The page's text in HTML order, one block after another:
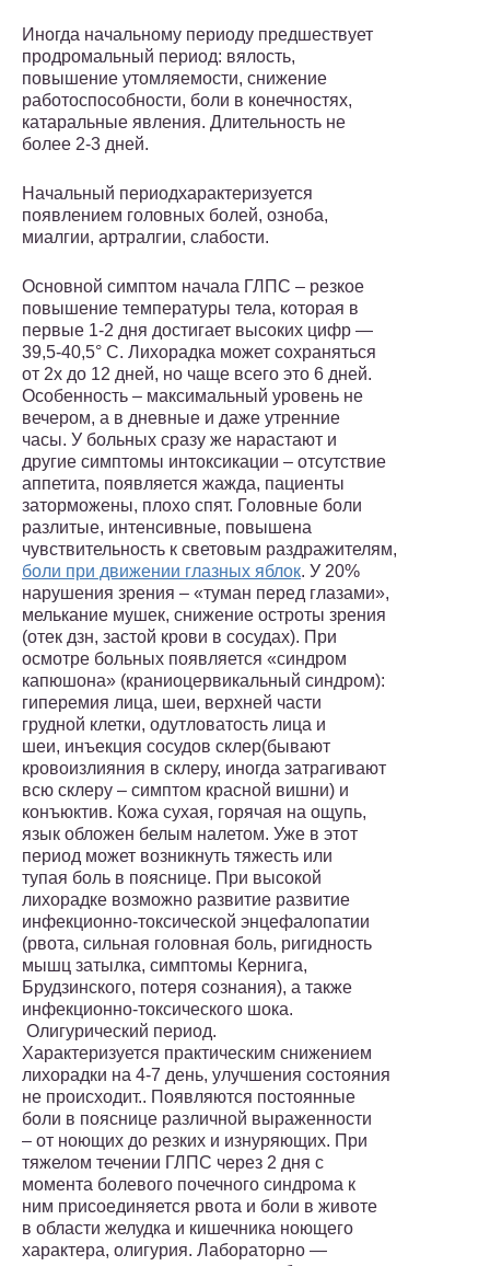
Иногда начальному периоду предшествует
продромальный период: вялость,
повышение утомляемости, снижение
работоспособности, боли в конечностях,
катаральные явления. Длительность не
более 2-3 дней.
Начальный периодхарактеризуется
появлением головных болей, озноба,
миалгии, артралгии, слабости.
Основной симптом начала ГЛПС – резкое
повышение температуры тела, которая в
первые 1-2 дня достигает высоких цифр —
39,5-40,5° С. Лихорадка может сохраняться
от 2х до 12 дней, но чаще всего это 6 дней.
Особенность – максимальный уровень не
вечером, а в дневные и даже утренние
часы. У больных сразу же нарастают и
другие симптомы интоксикации – отсутствие
аппетита, появляется жажда, пациенты
заторможены, плохо спят. Головные боли
разлитые, интенсивные, повышена
чувствительность к световым раздражителям,
боли при движении глазных яблок. У 20%
нарушения зрения – «туман перед глазами»,
мелькание мушек, снижение остроты зрения
(отек дзн, застой крови в сосудах). При
осмотре больных появляется «синдром
капюшона» (краниоцервикальный синдром):
гиперемия лица, шеи, верхней части
грудной клетки, одутловатость лица и
шеи, инъекция сосудов склер(бывают
кровоизлияния в склеру, иногда затрагивают
всю склеру – симптом красной вишни) и
конъюктив. Кожа сухая, горячая на ощупь,
язык обложен белым налетом. Уже в этот
период может возникнуть тяжесть или
тупая боль в пояснице. При высокой
лихорадке возможно развитие развитие
инфекционно-токсической энцефалопатии
(рвота, сильная головная боль, ригидность
мышц затылка, симптомы Кернига,
Брудзинского, потеря сознания), а также
инфекционно-токсического шока.
Олигурический период.
Характеризуется практическим снижением
лихорадки на 4-7 день, улучшения состояния
не происходит.. Появляются постоянные
боли в пояснице различной выраженности
– от ноющих до резких и изнуряющих. При
тяжелом течении ГЛПС через 2 дня с
момента болевого почечного синдрома к
ним присоединяется рвота и боли в животе
в области желудка и кишечника ноющего
характера, олигурия. Лабораторно —